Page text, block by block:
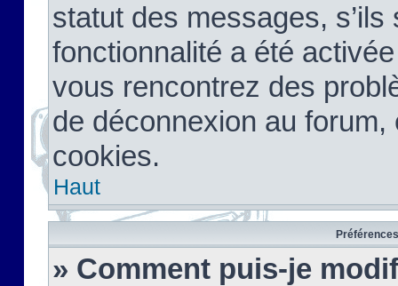
statut des messages,
fonctionnalité a été
vous rencontrez des
de déconnexion au
cookies.
Haut
» Comment puis-je